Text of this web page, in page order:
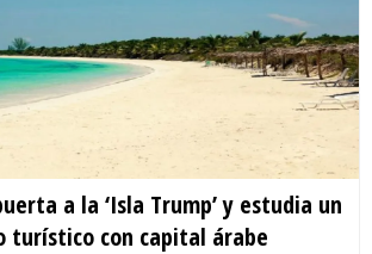
a la ‘Isla Trump’ y estudia un
turístico con capital árabe